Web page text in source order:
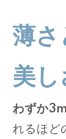
薄さ
美し
わずか
れるほど